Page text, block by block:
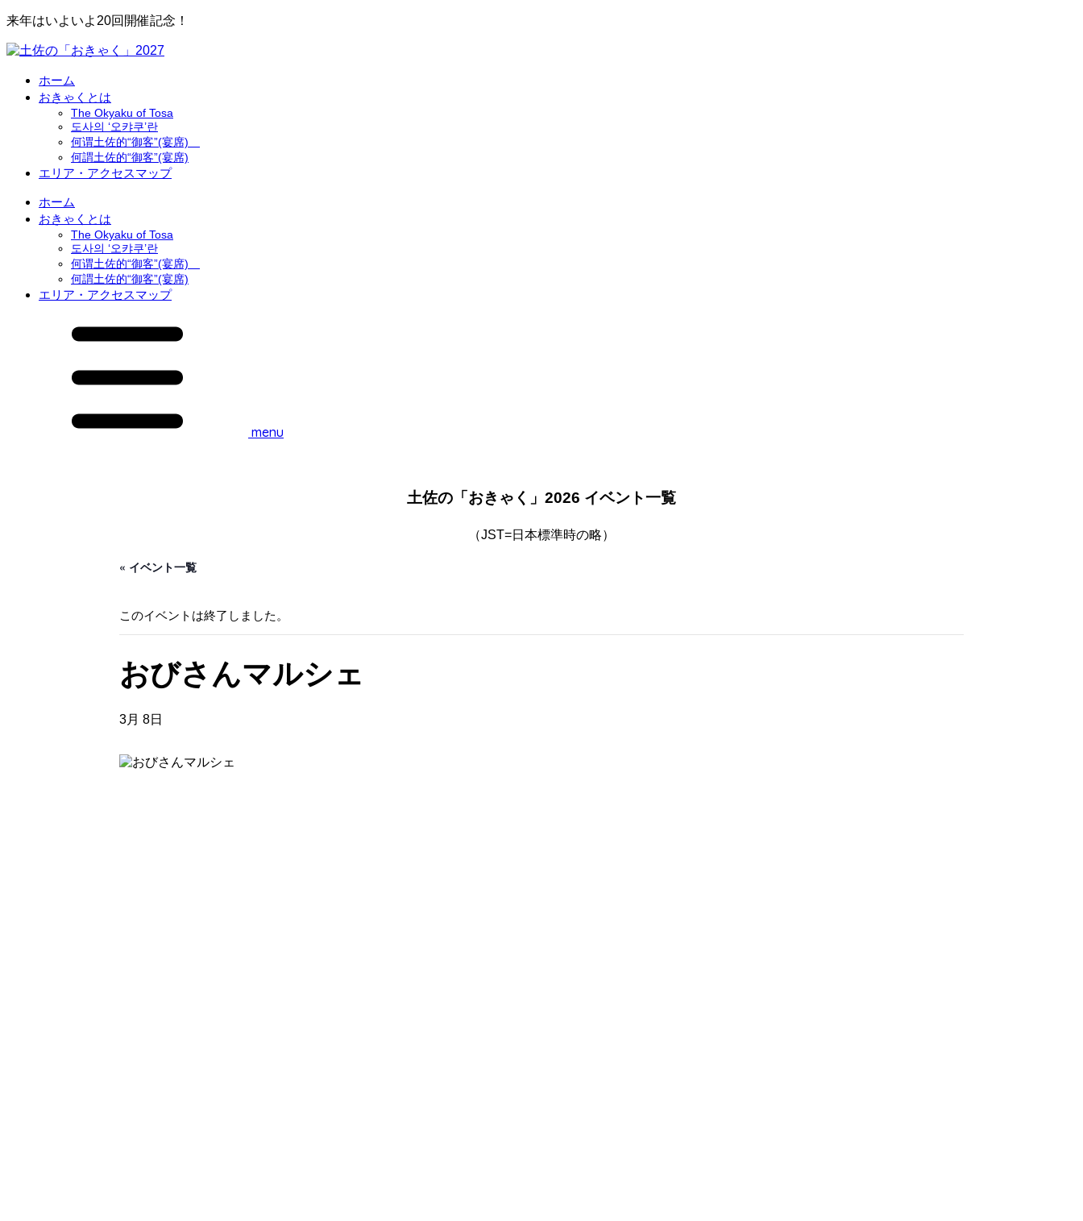
来年はいよいよ20回開催記念！
ホーム
おきゃくとは
The Okyaku of Tosa
도사의 ‘오캬쿠’란
何谓土佐的“御客”(宴席)
何謂土佐的“御客”(宴席)
エリア・アクセスマップ
ホーム
おきゃくとは
The Okyaku of Tosa
도사의 ‘오캬쿠’란
何谓土佐的“御客”(宴席)
何謂土佐的“御客”(宴席)
エリア・アクセスマップ
menu
土佐の「おきゃく」2026 イベント一覧
（JST=日本標準時の略）
« イベント一覧
このイベントは終了しました。
おびさんマルシェ
3月 8日